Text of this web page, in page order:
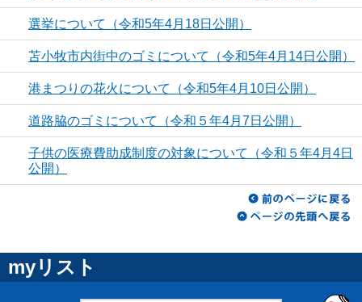
選挙について（令和5年4月18日公開）
苫小牧市内街中のゴミについて（令和5年4月14日公開）
港まつりの花火について（令和5年4月10日公開）
道路脇のゴミについて（令和５年4月7日公開）
子供の医療費助成制度の対象について（令和５年4月4日
公開）
myリスト